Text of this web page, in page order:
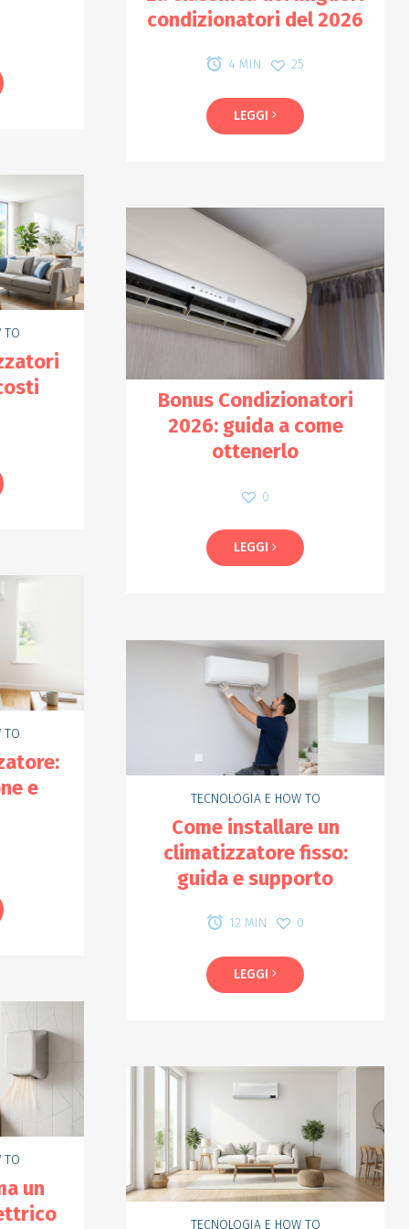
è un problema che si presenta spesso a inizio
scopri come risolverlo
condizionatori del 2026
4 MIN 25
LEGGI
TO
Bonus Condizionatori
2026: guida a come
ottenerlo
0
LEGGI
TO
e
TECNOLOGIA E HOW TO
Come installare un
climatizzatore fisso:
guida e supporto
12 MIN 0
LEGGI
TO
un
TECNOLOGIA E HOW TO